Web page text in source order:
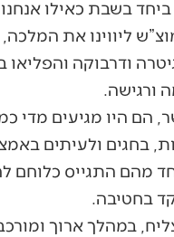
בשבת כאילו
ליווינו את
ודרבוקה והפליאו
ורגישה.
הם היו מגיעים מדי
בחגים ולעיתים
מהם התגייס כלוחם
בחטיבה.
במהלך ארוך